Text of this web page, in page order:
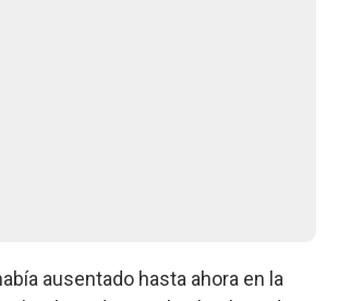
ausentado hasta ahora en la